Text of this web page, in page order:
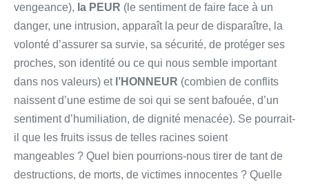
vengeance), la PEUR (le sentiment de faire face à un
danger, une intrusion, apparaît la peur de disparaître, la
volonté d’assurer sa survie, sa sécurité, de protéger ses
proches, son identité ou ce qui nous semble important
dans nos valeurs) et l’HONNEUR (combien de conflits
naissent d’une estime de soi qui se sent bafouée, d’un
sentiment d’humiliation, de dignité menacée). Se pourrait-
il que les fruits issus de telles racines soient
mangeables ? Quel bien pourrions-nous tirer de tant de
destructions, de morts, de victimes innocentes ? Quelle